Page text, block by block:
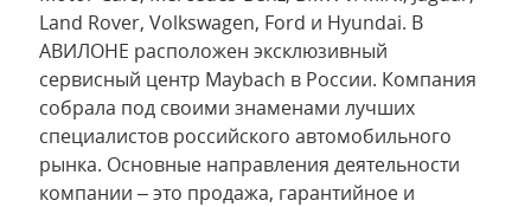
Land Rover, Volkswagen, Ford и Hyundai. В
АВИЛОНЕ расположен эксклюзивный
сервисный центр Maybach в России. Компания
собрала под своими знаменами лучших
специалистов российского автомобильного
рынка. Основные направления деятельности
компании – это продажа, гарантийное и